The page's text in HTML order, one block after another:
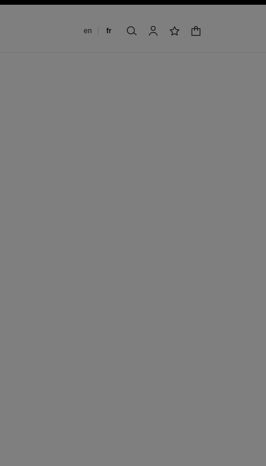
en fr
recherchermon compteliste de souhaits
panier